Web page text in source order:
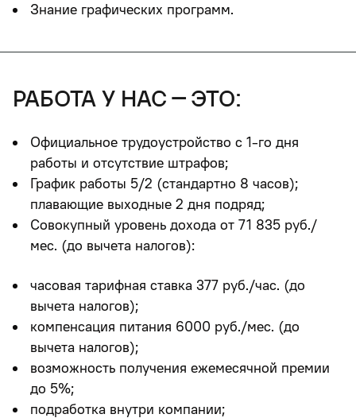
Знание графических программ.
работа у нас – это:
Официальное трудоустройство с 1-го дня
работы и отсутствие штрафов;
График работы 5/2 (стандартно 8 часов);
плавающие выходные 2 дня подряд;
Совокупный уровень дохода от 71 835 руб./
мес. (до вычета налогов):
часовая тарифная ставка 377 руб./час. (до
вычета налогов);
компенсация питания 6000 руб./мес. (до
вычета налогов);
возможность получения ежемесячной премии
до 5%;
подработка внутри компании;